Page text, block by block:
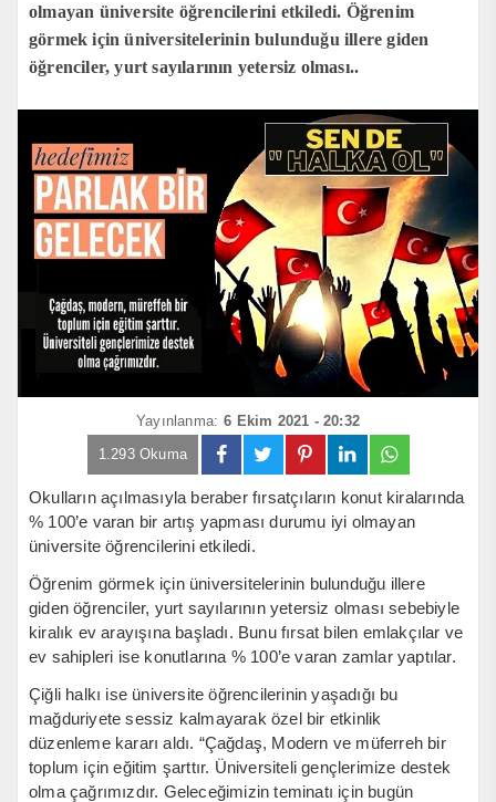
olmayan üniversite öğrencilerini etkiledi. Öğrenim
görmek için üniversitelerinin bulunduğu illere giden
öğrenciler, yurt sayılarının yetersiz olması..
Yayınlanma: 6 Ekim 2021 - 20:32
1.293 Okuma
Okulların açılmasıyla beraber fırsatçıların konut kiralarında
% 100’e varan bir artış yapması durumu iyi olmayan
üniversite öğrencilerini etkiledi.
Öğrenim görmek için üniversitelerinin bulunduğu illere
giden öğrenciler, yurt sayılarının yetersiz olması sebebiyle
kiralık ev arayışına başladı. Bunu fırsat bilen emlakçılar ve
ev sahipleri ise konutlarına % 100’e varan zamlar yaptılar.
Çiğli halkı ise üniversite öğrencilerinin yaşadığı bu
mağduriyete sessiz kalmayarak özel bir etkinlik
düzenleme kararı aldı. “Çağdaş, Modern ve müferreh bir
toplum için eğitim şarttır. Üniversiteli gençlerimize destek
olma çağrımızdır. Geleceğimizin teminatı için bugün